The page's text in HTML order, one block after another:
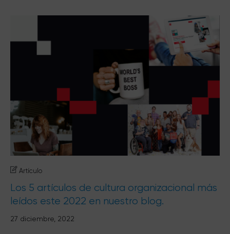
Artículo
Los 5 artículos de cultura organizacional más
leídos este 2022 en nuestro blog.
27 diciembre, 2022